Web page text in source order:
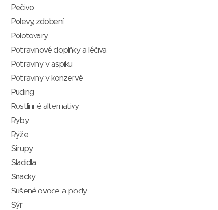
Pečivo
Polevy, zdobení
Polotovary
Potravinové doplňky a léčiva
Potraviny v aspiku
Potraviny v konzervě
Puding
Rostlinné alternativy
Ryby
Rýže
Sirupy
Sladidla
Snacky
Sušené ovoce a plody
Sýr